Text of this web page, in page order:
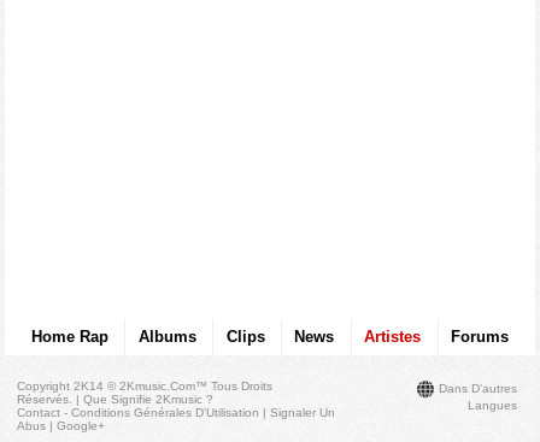
Home Rap Albums Clips News Artistes Forums
Dans D'autres
Langues
Copyright 2K14 © 2Kmusic.com™Tous Droits
Réservés . |Que Signifie 2Kmusic ?
Contact - Conditions Générales D'Utilisation |Signaler Un
Abus |Google+